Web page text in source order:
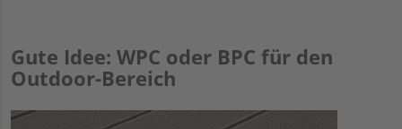
Gute Idee: WPC oder BPC für den
Outdoor-Bereich